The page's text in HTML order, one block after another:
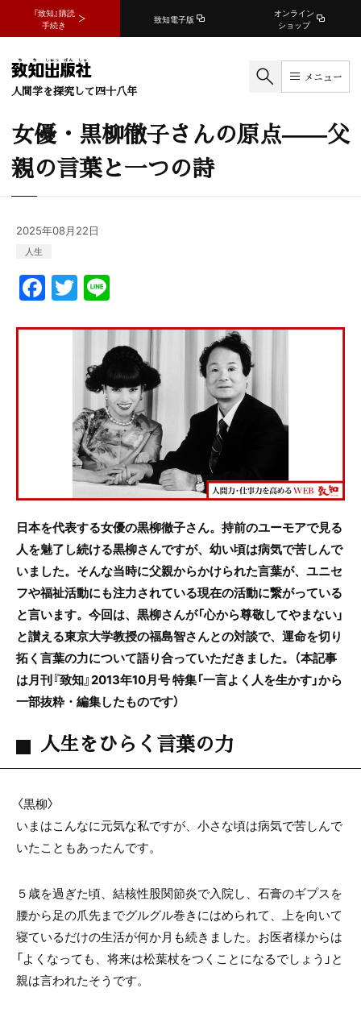
『致知』購読
手続き
致知電子版
オンライン
ショップ
人間学を探究して四十八年
メニュー
女優・黒柳徹子さんの原点——父
親の言葉と一つの詩
2025年08月22日
人生
F
a
c
T
w
itt
er
e
日本を代表する女優の黒柳徹子さん。持前のユーモアで見る
人を魅了し続ける黒柳さんですが、幼い頃は病気で苦しんで
いました。そんな当時に父親からかけられた言葉が、ユニセ
フや福祉活動にも注力されている現在の活動に繋がっている
と言います。 今回は、黒柳さんが「心から尊敬してやまない」
と讃える東京大学教授の福島智さんとの対談で、運命を切り
拓く言葉の力について語り合っていただきました。（本記事
は月刊『致知』2013年10月号 特集「一言よく人を生かす」から
一部抜粋・編集したものです）
人生をひらく言葉の力
〈黒柳〉
いまはこんなに元気な私ですが、小さな頃は病気で苦しんで
いたこともあったんです。
５歳を過ぎた頃、結核性股関節炎で入院し、石膏のギプスを
腰から足の爪先までグルグル巻きにはめられて、上を向いて
寝ているだけの生活が何か月も続きました。お医者様からは
「よくなっても、将来は松葉杖をつくことになるでしょう」と
親は言われたそうです。